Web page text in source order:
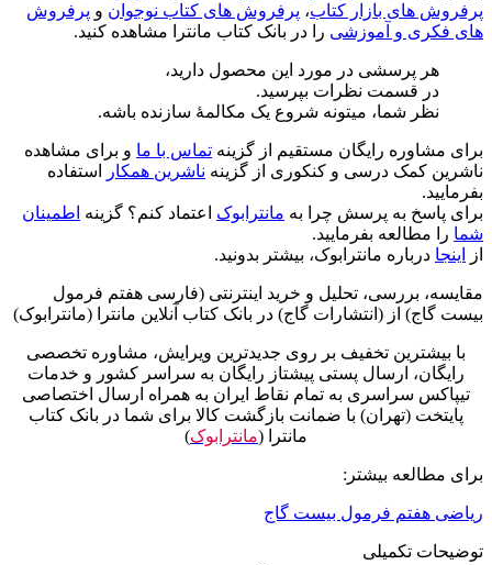
پرفروش های بازار کتاب، پرفروش های کتاب نوجوان و پرفروش
های فکری و آموزشی را در بانک کتاب مانترا مشاهده کنید.
هر پرسشی در مورد این محصول دارید،
در قسمت نظرات بپرسید.
نظر شما، میتونه شروع یک مکالمۀ سازنده باشه.
برای مشاوره رایگان مستقیم از گزینه تماس با ما و برای مشاهده
ناشرین کمک درسی و کنکوری از گزینه ناشرین همکار
استفاده
بفرمایید.
برای پاسخ به پرسش چرا به مانترابوک اعتماد کنم؟ گزینه اطمینان
شما را مطالعه بفرمایید.
از
اینجا درباره مانترابوک، بیشتر بدونید.
مقایسه، بررسی، تحلیل و خرید اینترنتی (فارسی هفتم فرمول
بیست گاج) از (انتشارات گاج) در بانک کتاب آنلاین مانترا (مانترابوک)
با بیشترین تخفیف بر روی جدیدترین ویرایش، مشاوره تخصصی
رایگان، ارسال پستی پیشتاز رایگان به سراسر کشور و خدمات
تیپاکس سراسری به تمام نقاط ایران به همراه ارسال اختصاصی
پایتخت (تهران) با ضمانت بازگشت کالا برای شما در بانک کتاب
مانترا (مانترابوک)
برای مطالعه بیشتر:
ریاضی هفتم فرمول بیست گاج
توضیحات تکمیلی